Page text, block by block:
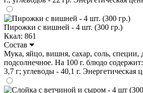
Пирожки с вишней - 4 шт. (300 гр.)
Ккал: 861
Состав
Мука, яйцо, вишня, сахар, соль, специи,
подсолнечное. На 100 г. блюдо
3,7 г; углеводы - 40,1 г. Энергетическая